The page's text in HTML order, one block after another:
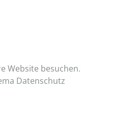
Website besuchen.
Datenschutz